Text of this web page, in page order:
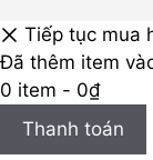
Tiếp tục mua
Đã thêm item
0 item - 0₫
Thanh toán